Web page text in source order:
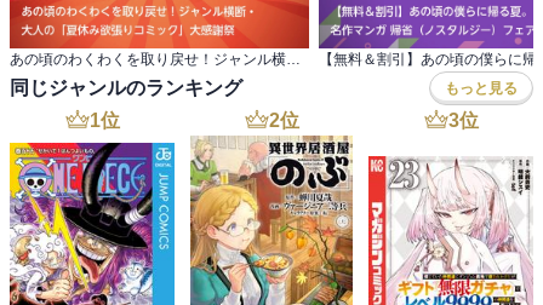
同じジャンルのランキング もっと見る
1位 2位 3位